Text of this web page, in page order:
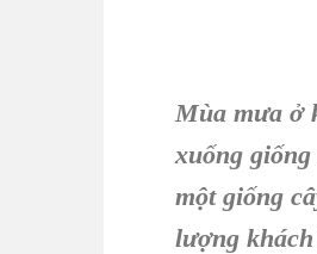
Mùa mưa ở
xuống
một giống
lượng